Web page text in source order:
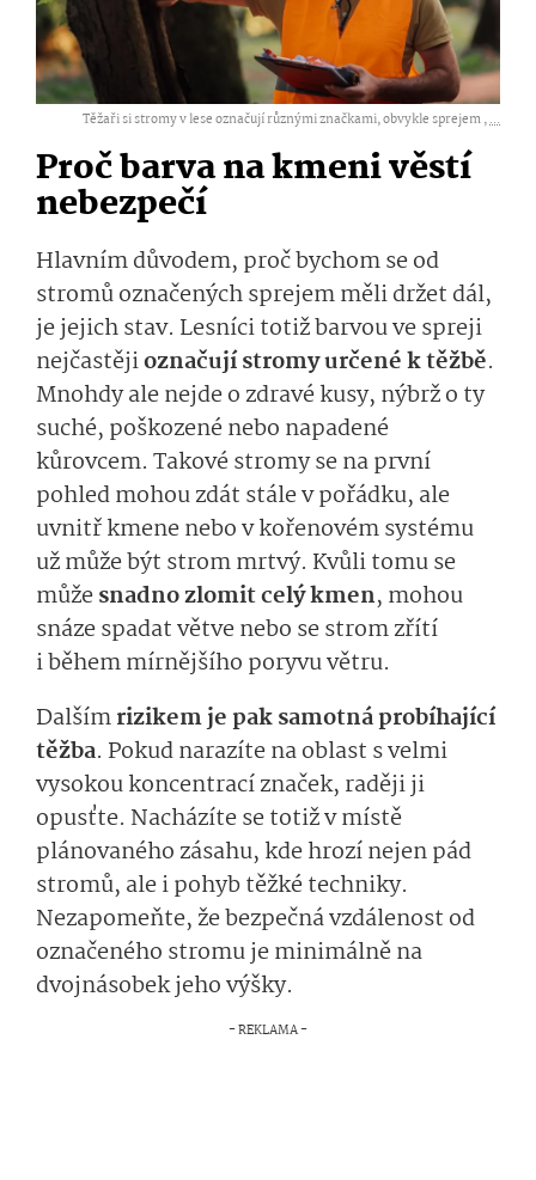
Těžaři si stromy v lese označují různými značkami, obvykle sprejem ,...
Proč barva na kmeni věstí
nebezpečí
Hlavním důvodem, proč bychom se od
stromů označených sprejem měli držet dál,
je jejich stav. Lesníci totiž barvou ve spreji
nejčastějioznačují stromy určené k těžbě.
Mnohdy ale nejde o zdravé kusy, nýbrž o ty
suché, poškozené nebo napadené
kůrovcem. Takové stromy se na první
pohled mohou zdát stále v pořádku, ale
uvnitř kmene nebo v kořenovém systému
už může být strom mrtvý. Kvůli tomu se
můžesnadno zlomit celý kmen, mohou
snáze spadat větve nebo se strom zřítí
i během mírnějšího poryvu větru.
Dalšímrizikem je pak samotná probíhající
těžba. Pokud narazíte na oblast s velmi
vysokou koncentrací značek, raději ji
opusťte. Nacházíte se totiž v místě
plánovaného zásahu, kde hrozí nejen pád
stromů, ale i pohyb těžké techniky.
Nezapomeňte, že bezpečná vzdálenost od
označeného stromu je minimálně na
dvojnásobek jeho výšky.